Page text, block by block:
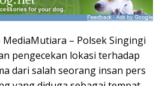
MediaMutiara – Polsek Singingi
pengecekan lokasi terhadap
dari salah seorang insan pers